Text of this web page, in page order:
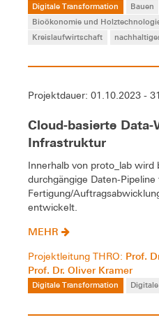
Digitale Transformation Bauen
Bioökonomie und
Kreislaufwirtschaft
Projektdauer: 01.10.2023 -
Cloud-basierte Data-
Infrastruktur
Innerhalb von proto_lab wird
durchgängige Daten-
Fertigung/
entwickelt.
MEHR
Projektleitung THRO: Prof.
Prof. Dr. Oliver Kramer
Digitale Transformation